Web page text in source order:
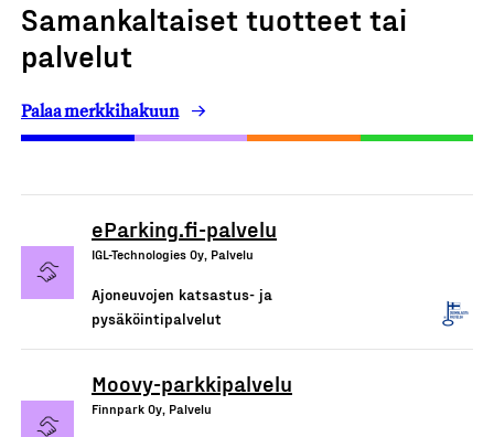
Samankaltaiset tuotteet tai
palvelut
Palaa merkkihakuun
eParking.fi-palvelu
IGL-Technologies Oy, Palvelu
Ajoneuvojen katsastus- ja
pysäköintipalvelut
Moovy-parkkipalvelu
Finnpark Oy, Palvelu